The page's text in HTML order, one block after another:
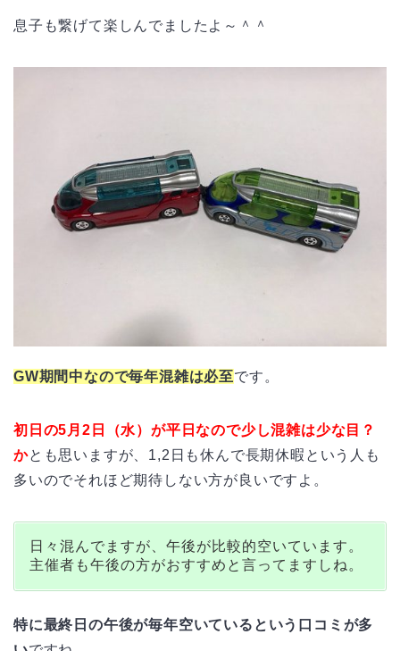
息子も繋げて楽しんでましたよ～＾＾
GW期間中なので毎年混雑は必至です。
初日の5月2日（水）が平日なので少し混雑は少な目？
かとも思いますが、1,2日も休んで長期休暇という人も
多いのでそれほど期待しない方が良いですよ。
日々混んでますが、午後が比較的空いています。
主催者も午後の方がおすすめと言ってますしね。
特に最終日の午後が毎年空いているという口コミが多